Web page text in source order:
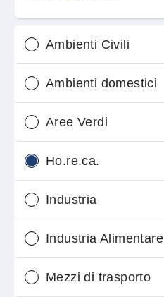
Ambienti Civili
Ambienti domestici
Aree Verdi
Ho.re.ca.
Industria
Industria Alimentare
Mezzi di trasporto